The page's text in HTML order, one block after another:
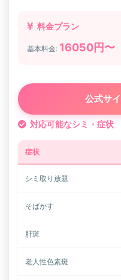
料金プラン
基本料金: 16050円〜
公式サ
対応可能なシミ・症状
症状
シミ取り放題
そばかす
肝斑
老人性色素斑